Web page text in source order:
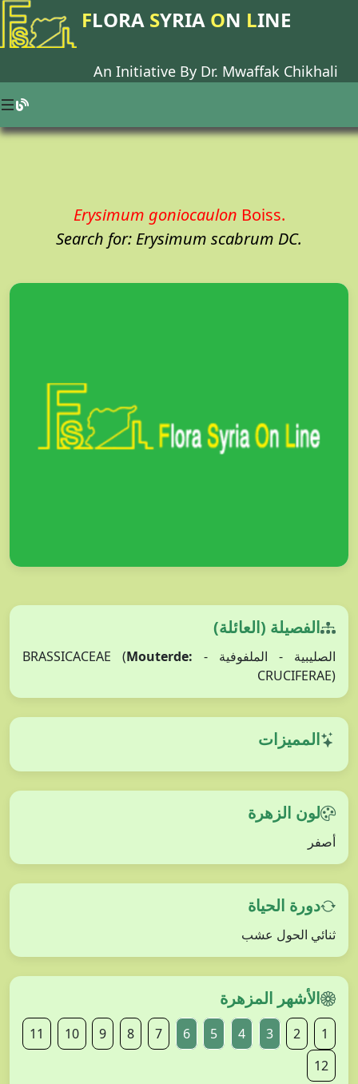
FLORA SYRIA ON LINE
An Initiative By Dr. Mwaffak Chikhali
Erysimum goniocaulon Boiss.
Search for: Erysimum scabrum DC.
الفصيلة (العائلة)
الصليبية - الملفوفية - BRASSICACEAE ( Mouterde:
CRUCIFERAE)
المميزات
لون الزهرة
أصفر
دورة الحياة
ثنائي الحول عشب
الأشهر المزهرة
1
2
3
4
5
6
7
8
9
10
11
12